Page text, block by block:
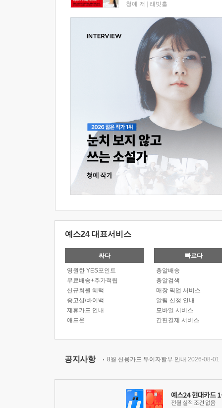
청예 저 래빗홀
예스24 대표서비스
싸다
영원한 YES포인트
무료배송+추가적립
신규회원 혜택
중고샵/바이백
제휴카드 안내
애드온
빠르다
총알배송
총알검색
매장 픽업 서비스
알림 신청 안내
모바일 서비스
간편결제 서비스
공지사항 8월 신용카드 무이자할부 안내 2026-08-01